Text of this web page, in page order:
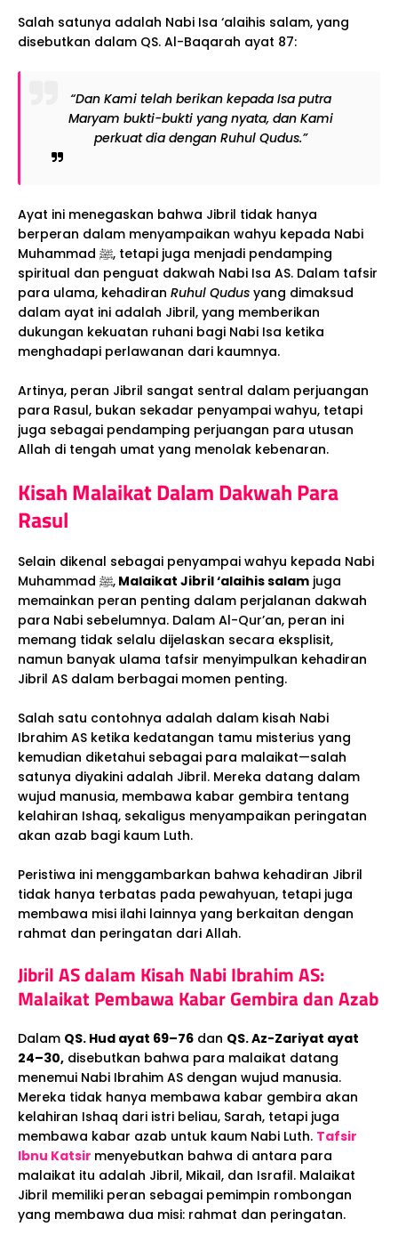
Salah satunya adalah Nabi Isa ‘alaihis salam, yang
disebutkan dalam QS. Al-Baqarah ayat 87:
“Dan Kami telah berikan kepada Isa putra
Maryam bukti-bukti yang nyata, dan Kami
perkuat dia dengan Ruhul Qudus.”
Ayat ini menegaskan bahwa Jibril tidak hanya
berperan dalam menyampaikan wahyu kepada Nabi
Muhammad ﷺ, tetapi juga menjadi pendamping
spiritual dan penguat dakwah Nabi Isa AS. Dalam tafsir
para ulama, kehadiran Ruhul Qudus yang dimaksud
dalam ayat ini adalah Jibril, yang memberikan
dukungan kekuatan ruhani bagi Nabi Isa ketika
menghadapi perlawanan dari kaumnya.
Artinya, peran Jibril sangat sentral dalam perjuangan
para Rasul, bukan sekadar penyampai wahyu, tetapi
juga sebagai pendamping perjuangan para utusan
Allah di tengah umat yang menolak kebenaran.
Kisah Malaikat Dalam Dakwah Para
Rasul
Selain dikenal sebagai penyampai wahyu kepada Nabi
Muhammad ﷺ, Malaikat Jibril ‘alaihis salam juga
memainkan peran penting dalam perjalanan dakwah
para Nabi sebelumnya. Dalam Al-Qur’an, peran ini
memang tidak selalu dijelaskan secara eksplisit,
namun banyak ulama tafsir menyimpulkan kehadiran
Jibril AS dalam berbagai momen penting.
Salah satu contohnya adalah dalam kisah Nabi
Ibrahim AS ketika kedatangan tamu misterius yang
kemudian diketahui sebagai para malaikat—salah
satunya diyakini adalah Jibril. Mereka datang dalam
wujud manusia, membawa kabar gembira tentang
kelahiran Ishaq, sekaligus menyampaikan peringatan
akan azab bagi kaum Luth.
Peristiwa ini menggambarkan bahwa kehadiran Jibril
tidak hanya terbatas pada pewahyuan, tetapi juga
membawa misi ilahi lainnya yang berkaitan dengan
rahmat dan peringatan dari Allah.
Jibril AS dalam Kisah Nabi Ibrahim AS:
Malaikat Pembawa Kabar Gembira dan Azab
Dalam QS. Hud ayat 69–76 dan QS. Az-Zariyat ayat
24–30, disebutkan bahwa para malaikat datang
menemui Nabi Ibrahim AS dengan wujud manusia.
Mereka tidak hanya membawa kabar gembira akan
kelahiran Ishaq dari istri beliau, Sarah, tetapi juga
membawa kabar azab untuk kaum Nabi Luth. Tafsir
Ibnu Katsir menyebutkan bahwa di antara para
malaikat itu adalah Jibril, Mikail, dan Israfil. Malaikat
Jibril memiliki peran sebagai pemimpin rombongan
yang membawa dua misi: rahmat dan peringatan.